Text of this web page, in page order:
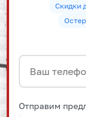
Скидки
Отправим